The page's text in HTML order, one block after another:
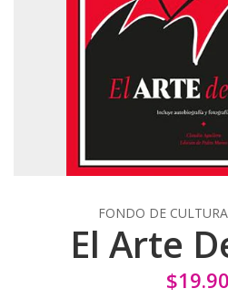
FONDO DE
El Arte